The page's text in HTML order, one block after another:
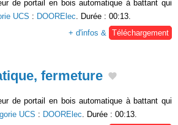
de portail en bois automatique à battant qui
UCS : DOORElec . Durée : 00:13.
+ d'infos &
Téléchargement
fermeture
de portail en bois automatique à battant qui
UCS : DOORElec . Durée : 00:13.